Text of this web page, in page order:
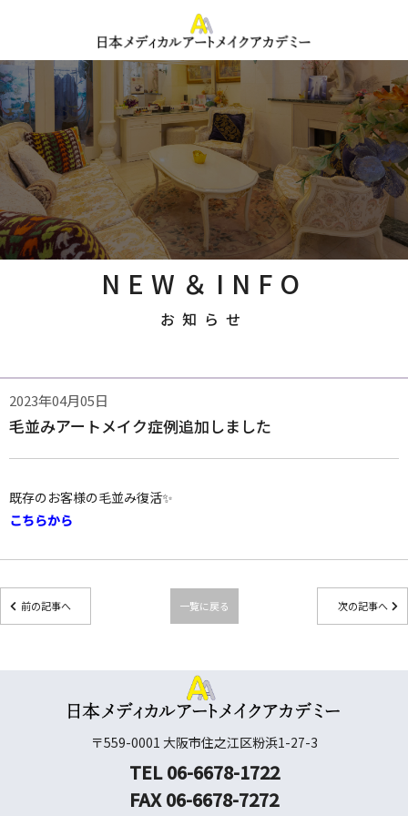
NEW＆INFO
お知らせ
2023年04月05日
毛並みアートメイク症例追加しました
既存のお客様の毛並み復活✨
こちらから
前の記事へ 一覧に戻る 次の記事へ
〒559-0001 大阪市住之江区粉浜1-27-3
TEL 06-6678-1722
FAX 06-6678-7272